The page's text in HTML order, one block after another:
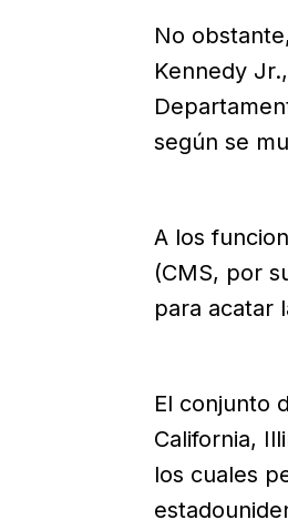
No
Kennedy
según se
A los
(CMS, por
para acatar
El conjunto
California,
los cuales